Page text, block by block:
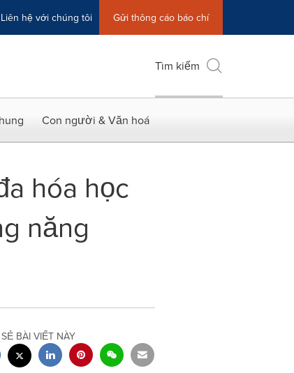
Liên hệ với chúng tôi Gửi thông cáo báo chí
Tìm kiếm
Con người & Văn hoá
hóa học
năng
BÀI VIẾT NÀY